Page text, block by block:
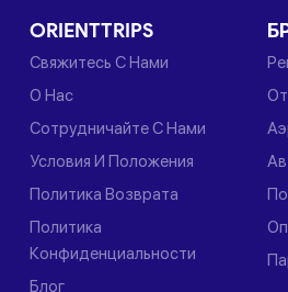
ORIENTTRIPS
Свяжитесь С Нами
О Нас
Сотрудничайте С Нами
Условия И Положения
Политика Возврата
Политика
Конфиденциальности
Блог